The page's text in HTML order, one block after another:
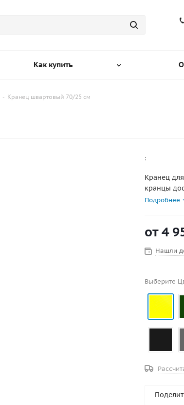
Как купить
- Кранец швартовый 70/25 см
:
Кранец
кранцы
нужный
Подробнее
от4
Нашли
Выберите